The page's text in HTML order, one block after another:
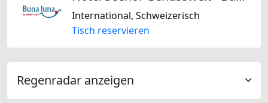
International, Schweizerisch
Tisch reservieren
Regenradar anzeigen